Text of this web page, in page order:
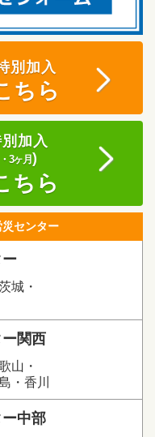
別加入
ちら
加入
3ヶ月)
ちら
センター
城・
関西
山・
・香川
中部